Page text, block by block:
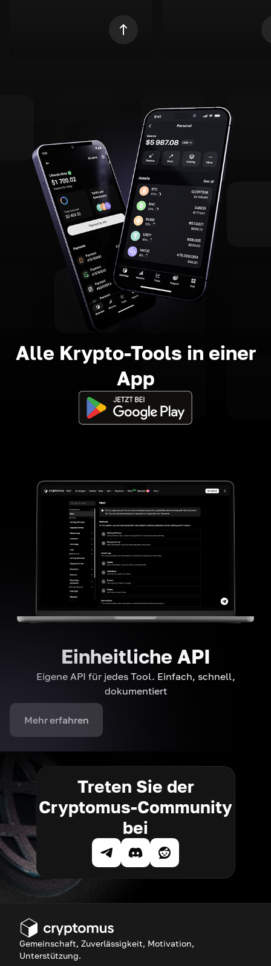
Alle Krypto-Tools in einer
App
Einheitliche API
Eigene API für jedes Tool. Einfach, schnell,
dokumentiert
Mehr erfahren
Treten Sie der
Cryptomus-Community
bei
Gemeinschaft, Zuverlässigkeit, Motivation,
Unterstützung.